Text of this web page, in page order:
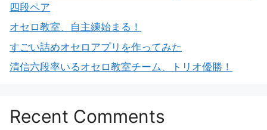
四段ペア
オセロ教室、自主練始まる！
すごい詰めオセロアプリを作ってみた
清信六段率いるオセロ教室チーム、トリオ優勝！
Recent Comments